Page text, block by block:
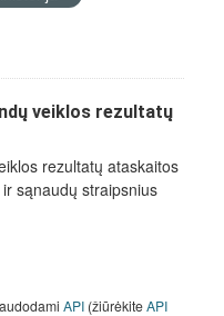
veiklos rezultatų
rezultatų ataskaitos
sąnaudų straipsnius
API (žiūrėkiteAPI